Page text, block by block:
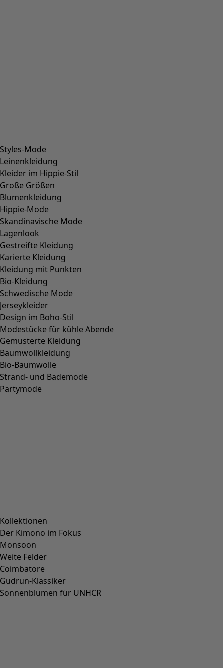
Styles-Mode
Leinenkleidung
Kleider im Hippie-Stil
Große Größen
Blumenkleidung
Hippie-Mode
Skandinavische Mode
Lagenlook
Gestreifte Kleidung
Karierte Kleidung
Kleidung mit Punkten
Bio-Kleidung
Schwedische Mode
Jerseykleider
Design im Boho-Stil
Modestücke für kühle Abende
Gemusterte Kleidung
Baumwollkleidung
Bio-Baumwolle
Strand- und Bademode
Partymode
Kollektionen
Der Kimono im Fokus
Monsoon
Weite Felder
Coimbatore
Gudrun-Klassiker
Sonnenblumen für UNHCR